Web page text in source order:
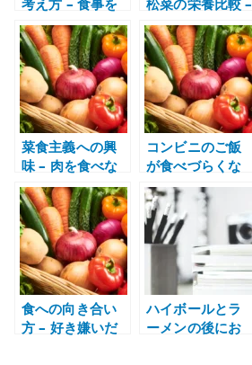
考え方 – 食事を
整えやすい鍋の
使い方
松菜の栄養比較 –
鉄分・カルシウ
ム・使いやすさ
で選ぶ
菜食主義への興
味 – 肉を食べな
い思想ではなく
食生活を見直す
視点
コンビニのご飯
が食べづらくな
ってきた – 自炊
に戻るきっかけ
食への向き合い
方 – 好き嫌いだ
ハイボールとラ
ーメンの後にお